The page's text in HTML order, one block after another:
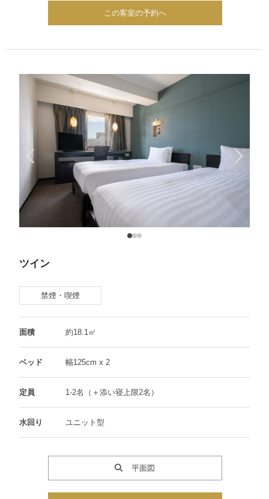
この客室の予約へ
ツイン
禁煙・喫煙
面積 約18.1㎡
ベッド 幅125cm x 2
定員 1-2名（＋添い寝上限2名）
水回り ユニット型
平面図